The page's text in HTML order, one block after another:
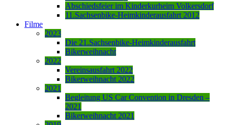
Abschiedsfeier im Kinderkurheim Volkersdorf
11.Sachsenbike-Heimkinderausfahrt 2012
Filme
2023
Die 21.Sachsenbike-Heimkinderausfahrt
Bikerweihnacht
2022
Vereinsausfahrt 2022
Bikerweihnacht 2022
2021
Begleitung US Car Convention in Dresden –
2021
Bikerweihnacht 2021